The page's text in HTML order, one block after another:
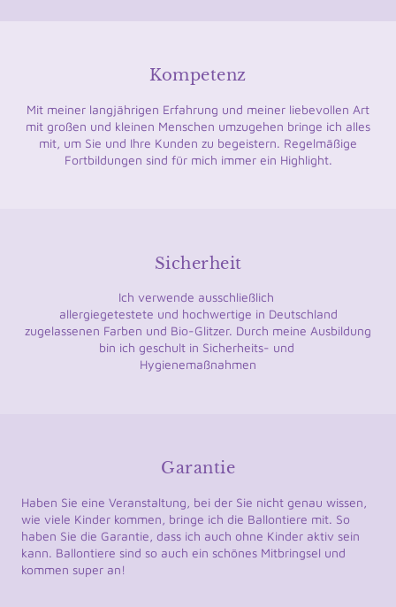
Kompetenz
Mit meiner langjährigen Erfahrung und meiner liebevollen Art
mit großen und kleinen Menschen umzugehen bringe ich alles
mit, um Sie und Ihre Kunden zu begeistern. Regelmäßige
Fortbildungen sind für mich immer ein Highlight.
Sicherheit
Ich verwende ausschließlich
allergiegetestete und hochwertige in Deutschland
zugelassenen Farben und Bio-Glitzer. Durch meine Ausbildung
bin ich geschult in Sicherheits- und
Hygienemaßnahmen
Garantie
Haben Sie eine Veranstaltung, bei der Sie nicht genau wissen,
wie viele Kinder kommen, bringe ich die Ballontiere mit. So
haben Sie die Garantie, dass ich auch ohne Kinder aktiv sein
kann. Ballontiere sind so auch ein schönes Mitbringsel und
kommen super an!